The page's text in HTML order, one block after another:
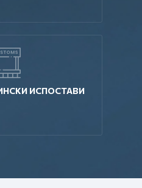
ИСПОСТАВИ